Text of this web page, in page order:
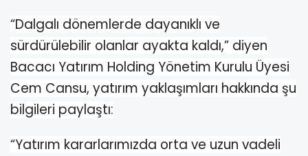
“Dalgalı dönemlerde dayanıklı ve
sürdürülebilir olanlar ayakta kaldı,” diyen
Bacacı Yatırım Holding Yönetim Kurulu Üyesi
Cem Cansu, yatırım yaklaşımları hakkında şu
bilgileri paylaştı:
“Yatırım kararlarımızda orta ve uzun vadeli